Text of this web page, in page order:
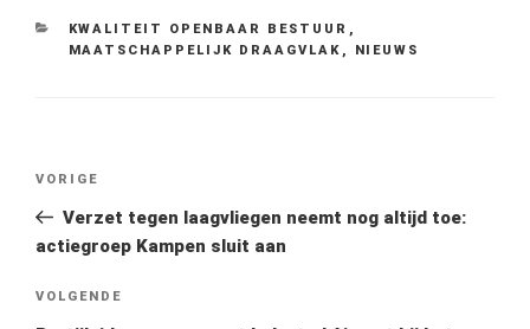
CATEGORIEËN
KWALITEIT OPENBAAR BESTUUR ,
MAATSCHAPPELIJK DRAAGVLAK , NIEUWS
Vorig
bericht
VORIGE
Verzet tegen laagvliegen neemt nog altijd toe:
actiegroep Kampen sluit aan
Volgend
VOLGENDE